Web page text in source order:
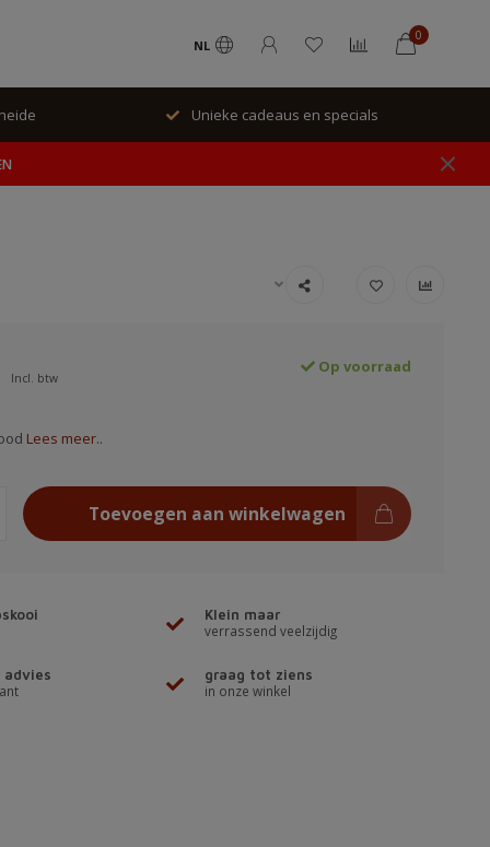
NL
0
Unieke cadeaus en specials
Incl. btw
Op voorraad
Lees meer..
Toevoegen aan winkelwagen
Klein maar
verrassend veelzijdig
advies
graag tot ziens
in onze winkel